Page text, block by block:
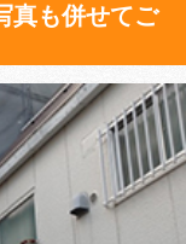
真も併せてご